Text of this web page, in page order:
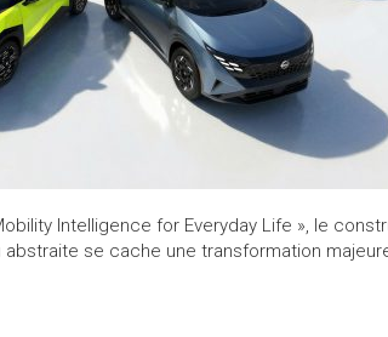
Intelligence for Everyday Life », le
se cache une transformation